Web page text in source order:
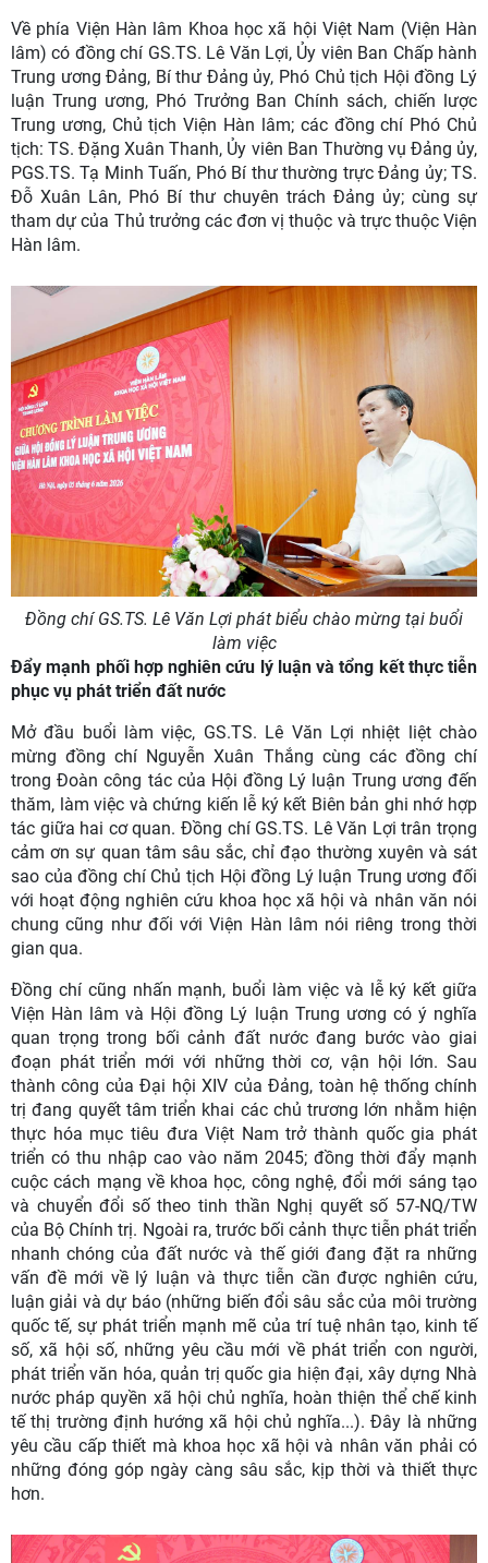
Về phía Viện Hàn lâm Khoa học xã hội Việt Nam (Viện Hàn
lâm) có đồng chí GS.TS. Lê Văn Lợi, Ủy viên Ban Chấp hành
Trung ương Đảng, Bí thư Đảng ủy, Phó Chủ tịch Hội đồng Lý
luận Trung ương, Phó Trưởng Ban Chính sách, chiến lược
Trung ương, Chủ tịch Viện Hàn lâm; các đồng chí Phó Chủ
tịch: TS. Đặng Xuân Thanh, Ủy viên Ban Thường vụ Đảng ủy,
PGS.TS. Tạ Minh Tuấn, Phó Bí thư thường trực Đảng ủy; TS.
Đỗ Xuân Lân, Phó Bí thư chuyên trách Đảng ủy; cùng sự
tham dự của Thủ trưởng các đơn vị thuộc và trực thuộc Viện
Hàn lâm.
Đồng chí GS.TS. Lê Văn Lợi phát biểu chào mừng tại buổi
làm việc
Đẩy mạnh phối hợp nghiên cứu lý luận và tổng kết thực tiễn
phục vụ phát triển đất nước
Mở đầu buổi làm việc, GS.TS. Lê Văn Lợi nhiệt liệt chào
mừng đồng chí Nguyễn Xuân Thắng cùng các đồng chí
trong Đoàn công tác của Hội đồng Lý luận Trung ương đến
thăm, làm việc và chứng kiến lễ ký kết Biên bản ghi nhớ hợp
tác giữa hai cơ quan. Đồng chí GS.TS. Lê Văn Lợi trân trọng
cảm ơn sự quan tâm sâu sắc, chỉ đạo thường xuyên và sát
sao của đồng chí Chủ tịch Hội đồng Lý luận Trung ương đối
với hoạt động nghiên cứu khoa học xã hội và nhân văn nói
chung cũng như đối với Viện Hàn lâm nói riêng trong thời
gian qua.
Đồng chí cũng nhấn mạnh, buổi làm việc và lễ ký kết giữa
Viện Hàn lâm và Hội đồng Lý luận Trung ương có ý nghĩa
quan trọng trong bối cảnh đất nước đang bước vào giai
đoạn phát triển mới với những thời cơ, vận hội lớn. Sau
thành công của Đại hội XIV của Đảng, toàn hệ thống chính
trị đang quyết tâm triển khai các chủ trương lớn nhằm hiện
thực hóa mục tiêu đưa Việt Nam trở thành quốc gia phát
triển có thu nhập cao vào năm 2045; đồng thời đẩy mạnh
cuộc cách mạng về khoa học, công nghệ, đổi mới sáng tạo
và chuyển đổi số theo tinh thần Nghị quyết số 57-NQ/TW
của Bộ Chính trị. Ngoài ra, trước bối cảnh thực tiễn phát triển
nhanh chóng của đất nước và thế giới đang đặt ra những
vấn đề mới về lý luận và thực tiễn cần được nghiên cứu,
luận giải và dự báo (những biến đổi sâu sắc của môi trường
quốc tế, sự phát triển mạnh mẽ của trí tuệ nhân tạo, kinh tế
số, xã hội số, những yêu cầu mới về phát triển con người,
phát triển văn hóa, quản trị quốc gia hiện đại, xây dựng Nhà
nước pháp quyền xã hội chủ nghĩa, hoàn thiện thể chế kinh
tế thị trường định hướng xã hội chủ nghĩa...). Đây là những
yêu cầu cấp thiết mà khoa học xã hội và nhân văn phải có
những đóng góp ngày càng sâu sắc, kịp thời và thiết thực
hơn.